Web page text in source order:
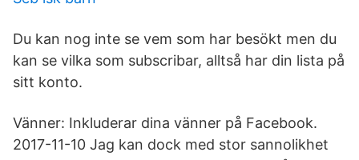
Du kan nog inte se vem som har besökt men du
kan se vilka som subscribar, alltså har din lista på
sitt konto.
Vänner: Inkluderar dina vänner på Facebook.
2017-11-10 Jag kan dock med stor sannolikhet